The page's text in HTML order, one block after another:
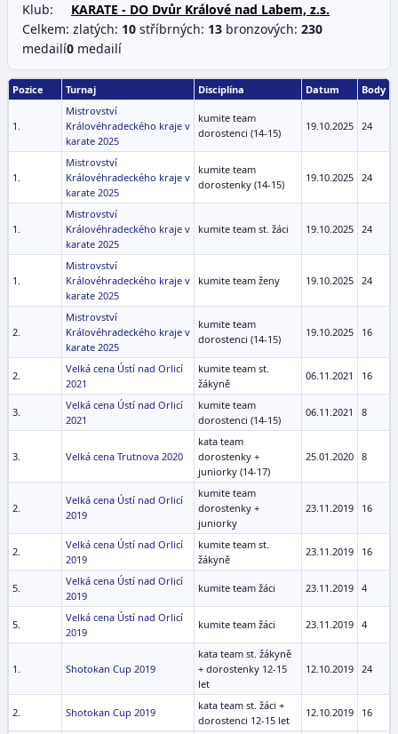
Klub: KARATE - DO Dvůr Králové nad Labem, z.s.
Celkem: zlatých: 10 stříbrných: 13 bronzových: 230
medailí0 medailí
Pozice Turnaj Disciplína Datum Body
1.
Mistrovství
Královéhradeckého kraje v
karate 2025
kumite team
dorostenci (14-15)
19.10.2025 24
1.
Mistrovství
Královéhradeckého kraje v
karate 2025
kumite team
dorostenky (14-15)
19.10.2025 24
1.
Mistrovství
Královéhradeckého kraje v
karate 2025
kumite team st. žáci 19.10.2025 24
1.
Mistrovství
Královéhradeckého kraje v
karate 2025
kumite team ženy 19.10.2025 24
2.
Mistrovství
Královéhradeckého kraje v
karate 2025
kumite team
dorostenci (14-15)
19.10.2025 16
2.
Velká cena Ústí nad Orlicí
2021
kumite team st.
žákyně
06.11.2021 16
3.
Velká cena Ústí nad Orlicí
2021
kumite team
dorostenci (14-15)
06.11.2021 8
3. Velká cena Trutnova 2020
kata team
dorostenky +
juniorky (14-17)
25.01.2020 8
2.
Velká cena Ústí nad Orlicí
2019
kumite team
dorostenky +
juniorky
23.11.2019 16
2.
Velká cena Ústí nad Orlicí
2019
kumite team st.
žákyně
23.11.2019 16
5.
Velká cena Ústí nad Orlicí
2019
kumite team žáci 23.11.2019 4
5.
Velká cena Ústí nad Orlicí
2019
kumite team žáci 23.11.2019 4
1. Shotokan Cup 2019
kata team st. žákyně
+ dorostenky 12-15
let
12.10.2019 24
2. Shotokan Cup 2019
kata team st. žáci +
dorostenci 12-15 let
12.10.2019 16